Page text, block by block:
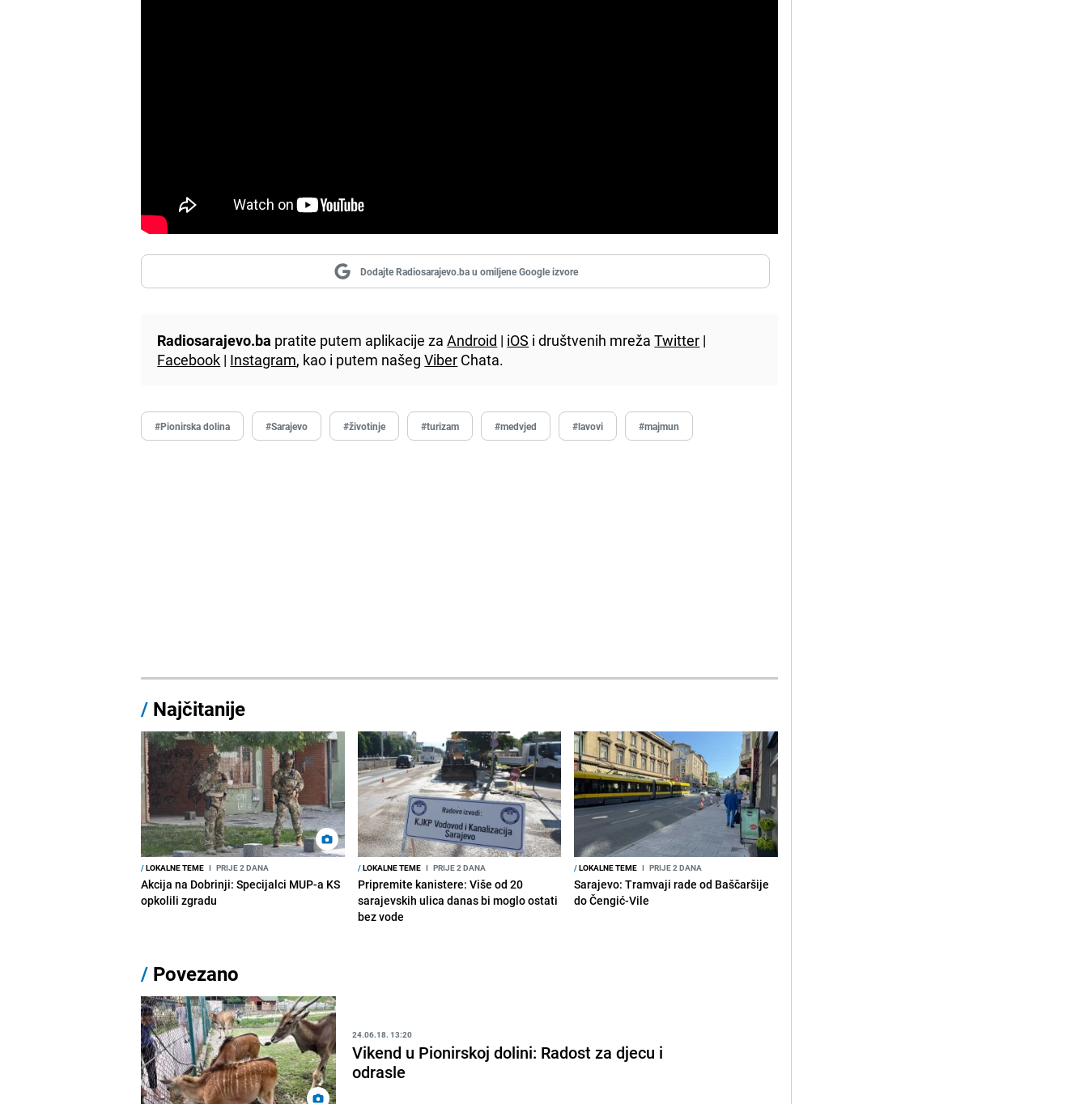
Dodajte Radiosarajevo.ba u omiljene Google izvore
Radiosarajevo.ba pratite putem aplikacije zaAndroid | iOS i društvenih mrežaTwitter |
Facebook | Instagram, kao i putem našegViber Chata.
#Pionirska dolina #Sarajevo #životinje #turizam #medvjed #lavovi #majmun
/ Najčitanije
/LOKALNE TEME I PRIJE 2 DANA
Akcija na Dobrinji: Specijalci MUP-a KS
opkolili zgradu
/LOKALNE TEME I PRIJE 2 DANA
Pripremite kanistere: Više od 20
sarajevskih ulica danas bi moglo ostati
bez vode
/LOKALNE TEME I PRIJE 2 DANA
Sarajevo: Tramvaji rade od Baščaršije
do Čengić-Vile
/ Povezano
24.06.18. 13:20
Vikend u Pionirskoj dolini: Radost za djecu i
odrasle